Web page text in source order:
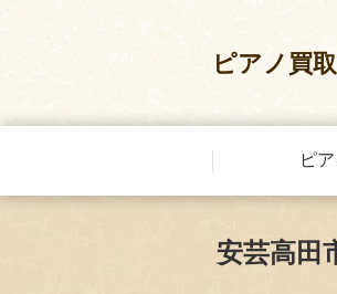
ピアノ買
ピ
安芸高田